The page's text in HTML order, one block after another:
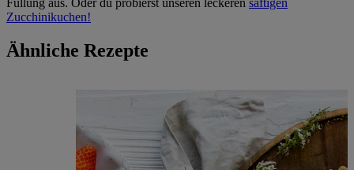
Zucchinikuchen!
Ähnliche Rezepte